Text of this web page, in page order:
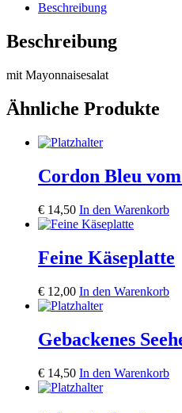
Beschreibung
Beschreibung
mit Mayonnaisesalat
Ähnliche Produkte
Cordon Bleu
€ 14,50 In den Warenkorb
Feine Käseplatte
€ 12,00 In den Warenkorb
Gebackenes
€ 14,50 In den Warenkorb